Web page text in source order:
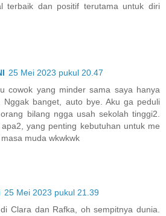
terbaik dan positif terutama untuk diri
25 Mei 2023 pukul 20.47
cowok yang minder sama saya hanya
Nggak banget, auto bye. Aku ga peduli
bilang ngga usah sekolah tinggi2.
yang penting kebutuhan untuk me
muda wkwkwk
25 Mei 2023 pukul 21.39
Clara dan Rafka, oh sempitnya dunia.